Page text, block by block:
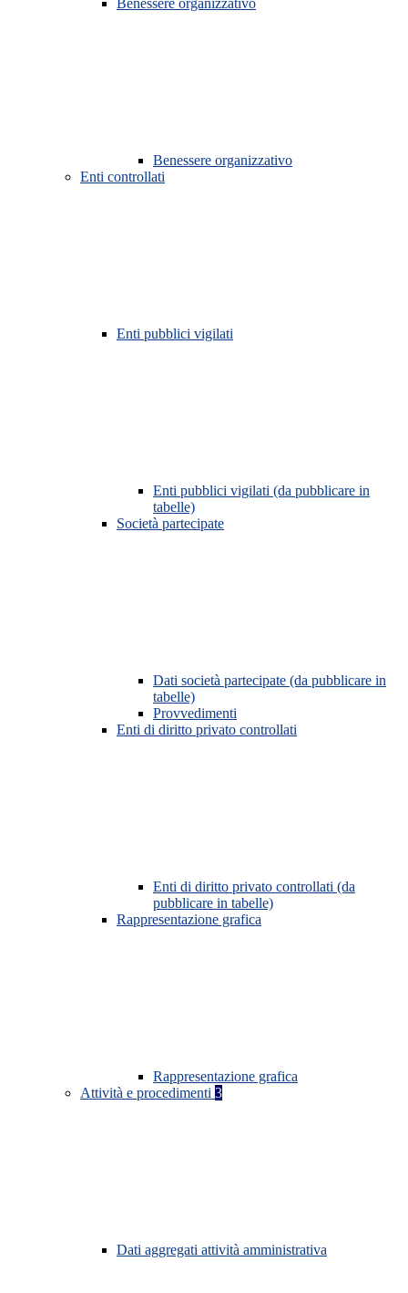
Benessere organizzativo
Benessere organizzativo
Enti controllati
Enti pubblici vigilati
Enti pubblici vigilati (da pubblicare in
tabelle)
Società partecipate
Dati società partecipate (da pubblicare in
tabelle)
Provvedimenti
Enti di diritto privato controllati
Enti di diritto privato controllati (da
pubblicare in tabelle)
Rappresentazione grafica
Rappresentazione grafica
Attività e procedimenti 3
Dati aggregati attività amministrativa